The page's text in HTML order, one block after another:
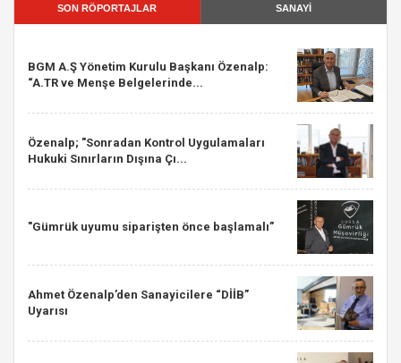
SON RÖPORTAJLAR SANAYİ
BGM A.Ş Yönetim Kurulu Başkanı Özenalp:
“A.TR ve Menşe Belgelerinde...
Özenalp; "Sonradan Kontrol Uygulamaları
Hukuki Sınırların Dışına Çı...
"Gümrük uyumu siparişten önce başlamalı”
Ahmet Özenalp’den Sanayicilere “DİİB”
Uyarısı